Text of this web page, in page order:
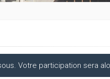
Votre participation sera